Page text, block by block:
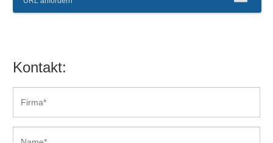
Kontakt: